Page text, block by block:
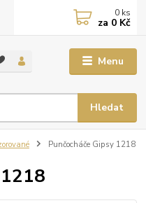
Menu
Hledat
0 ks
za 0 Kč
Punčocháče Gipsy 1218